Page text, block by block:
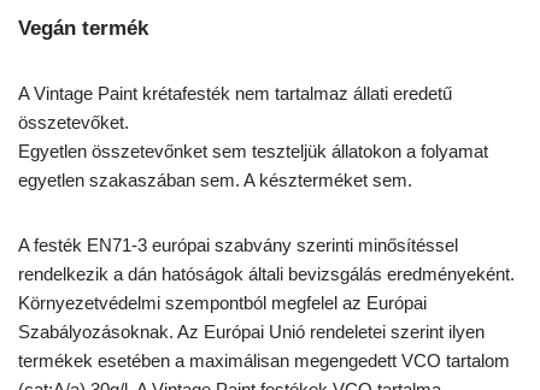
Vegán termék
A Vintage Paint krétafesték nem tartalmaz állati eredetű
összetevőket.
Egyetlen összetevőnket sem teszteljük állatokon a folyamat
egyetlen szakaszában sem. A készterméket sem.
A festék EN71-3 európai szabvány szerinti minősítéssel
rendelkezik a dán hatóságok általi bevizsgálás eredményeként.
Környezetvédelmi szempontból megfelel az Európai
Szabályozásoknak. Az Európai Unió rendeletei szerint ilyen
termékek esetében a maximálisan megengedett VCO tartalom